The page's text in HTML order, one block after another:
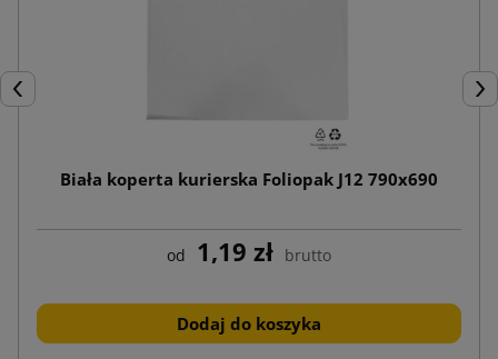
Poprzedni
Biała koperta kurierska Foliopak J12 790x690
od 1,19 zł brutto
Dodaj do koszyka